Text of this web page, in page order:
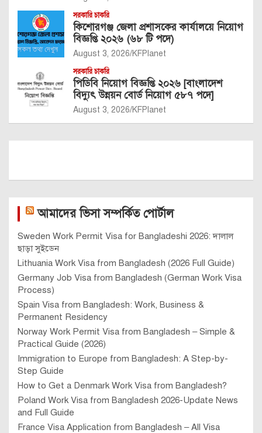
সরকারি চাকরি
কিশোরগঞ্জ জেলা প্রশাসকের কার্যালয়ে নিয়োগ
বিজ্ঞপ্তি ২০২৬ (৬৮ টি পদে)
August 3, 2026 KFPlanet
সরকারি চাকরি
পিডিবি নিয়োগ বিজ্ঞপ্তি ২০২৬ [বাংলাদেশ
বিদ্যুৎ উন্নয়ন বোর্ড নিয়োগ ৫৮৭ পদে]
August 3, 2026 KFPlanet
আমাদের ভিসা সম্পর্কিত পোর্টাল
Sweden Work Permit Visa for Bangladeshi 2026: দালাল
ছাড়া সুইডেন
Lithuania Work Visa from Bangladesh (2026 Full Guide)
Germany Job Visa from Bangladesh (German Work Visa
Process)
Spain Visa from Bangladesh: Work, Business &
Permanent Residency
Norway Work Permit Visa from Bangladesh – Simple &
Practical Guide (2026)
Immigration to Europe from Bangladesh: A Step-by-
Step Guide
How to Get a Denmark Work Visa from Bangladesh?
Poland Work Visa from Bangladesh 2026-Update News
and Full Guide
France Visa Application from Bangladesh – All Visa